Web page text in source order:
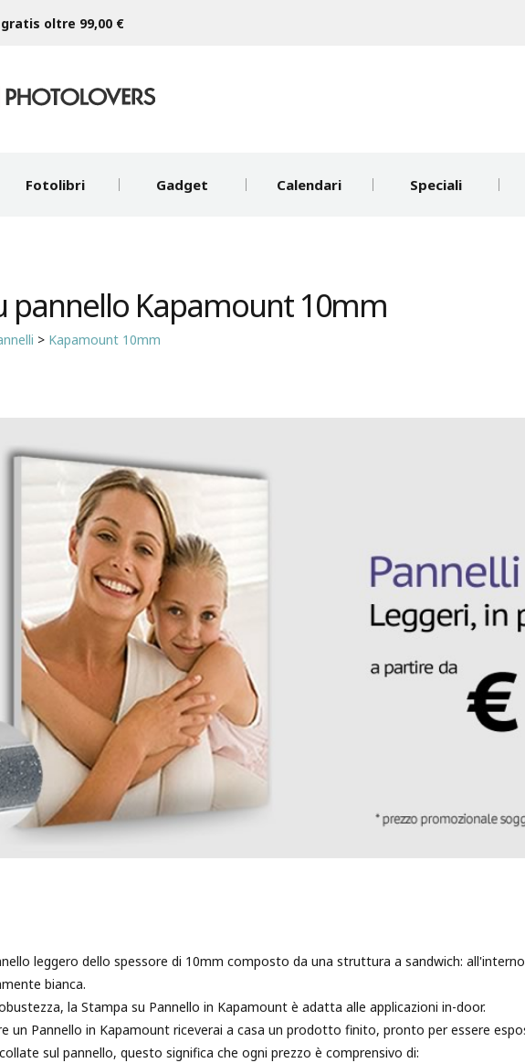
oltre 99,00 €
Fotolibri Gadget Calendari Speciali
pannello Kapamount 10mm
> Kapamount 10mm
leggero dello spessore di 10mm composto da una struttura a sandwich:
bianca.
la Stampa su Pannello in Kapamount è adatta alle applicazioni in-door.
un Pannello in Kapamount riceverai a casa un prodotto finito, pronto per essere
sul pannello, questo significa che ogni prezzo è comprensivo di: